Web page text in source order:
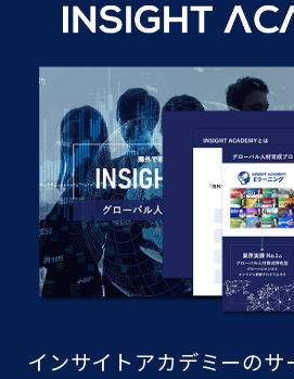
インサイトアカデミーのサ